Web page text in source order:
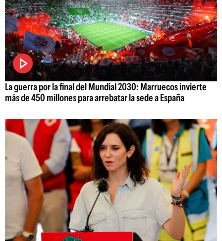
La guerra por la final del Mundial 2030: Marruecos invierte
más de 450 millones para arrebatar la sede a España